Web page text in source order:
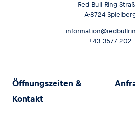
Red Bull Ring
A-8724
+43 3577 202
Öffnungszeiten &
Kontakt